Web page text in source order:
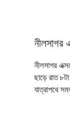
নীলসাগর
নীলসাগর
ছাড়ে রাত
যাত্রাপথে